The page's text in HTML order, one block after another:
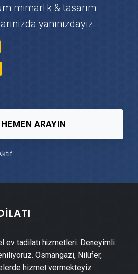
Prefabrik Ev Yapımı
Ahşap Ev Yapımı
Peyzaj Hizmetleri
Mantolama Ustası
Şap Ustası
Alçı & Sıva Ustası
mimarlik & tasarım
yanınızdayız.
HEMEN ARAYIN
ev tadilatı hizmetleri. Deneyimli
Osmangazi, Nilüfer,
hizmet vermekteyiz.